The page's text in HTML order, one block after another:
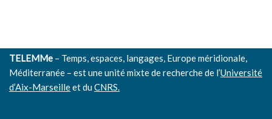
TELEMMe – Temps, espaces, langages, Europe méridionale,
Méditerranée – est une unité mixte de recherche de l’Université
d’Aix-Marseilleet duCNRS.